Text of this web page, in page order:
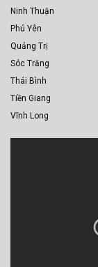
Ninh Thuận
Phú Yên
Quảng Trị
Sóc Trăng
Thái Bình
Tiền Giang
Vĩnh Long